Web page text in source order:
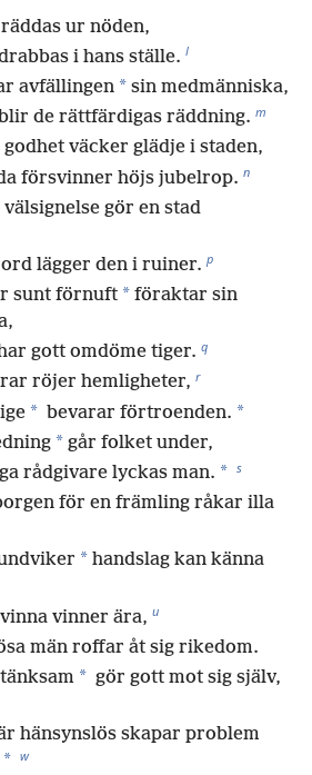
ur nöden,
i hans ställe. l
avfällingen * sin medmänniska,
de rättfärdigas räddning. m
väcker glädje i staden,
försvinner höjs jubelrop. n
gör en stad
lägger den i ruiner. p
sunt förnuft * föraktar sin
gott omdöme tiger. q
röjer hemligheter, r
* bevarar förtroenden. *
* går folket under,
rådgivare lyckas man. * s
för en främling råkar illa
* handslag kan känna
vinner ära, u
män roffar åt sig rikedom.
* gör gott mot sig själv,
hänsynslös skapar problem
* w